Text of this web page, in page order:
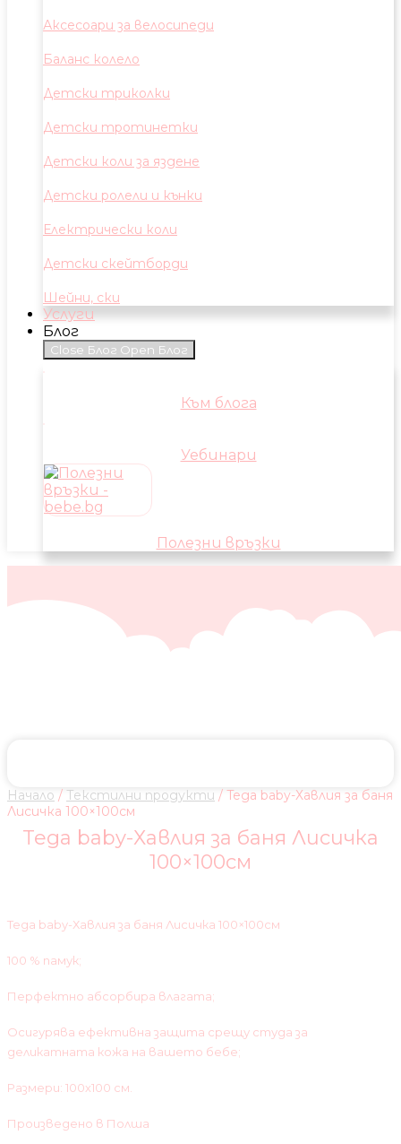
Аксесоари за велосипеди
Баланс колело
Детски триколки
Детски тротинетки
Детски коли за яздене
Детски ролели и кънки
Електрически коли
Детски скейтборди
Шейни, ски
Услуги
Блог
Close Блог Open Блог
Към блога
Уебинари
Полезни връзки
Начало / Текстилни продукти / Tega baby-Хавлия за баня
Лисичка 100×100см
Tega baby-Хавлия за баня Лисичка
100×100см
Tega baby-Хавлия за баня Лисичка 100×100см
100 % памук;
Перфектно абсорбира влагата;
Осигурява ефективна защита срещу студа за
деликатната кожа на вашето бебе;
Размери: 100х100 см.
Произведено в Полша